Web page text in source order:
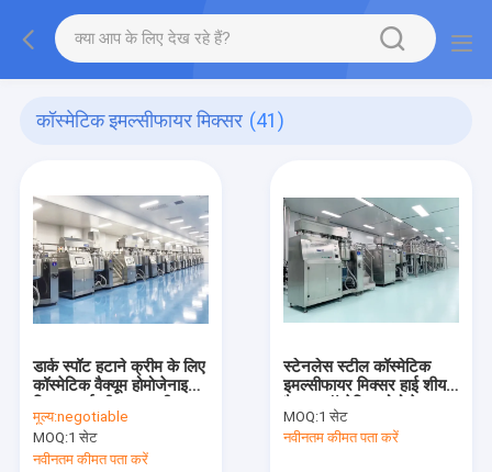
कॉस्मेटिक इमल्सीफायर मिक्सर (41)
डार्क स्पॉट हटाने क्रीम के लिए
कॉस्मेटिक वैक्यूम होमोजेनाइज़र
मूल्य:negotiable
MOQ:1 सेट
नवीनतम कीमत पता करें
स्टेनलेस स्टील कॉस्मेटिक
इमल्सीफायर मिक्सर हाई शीयर
वैक्यूम कॉस्मेटिक होमोजेनाइज़र
मिक्सर
MOQ:1 सेट
नवीनतम कीमत पता करें